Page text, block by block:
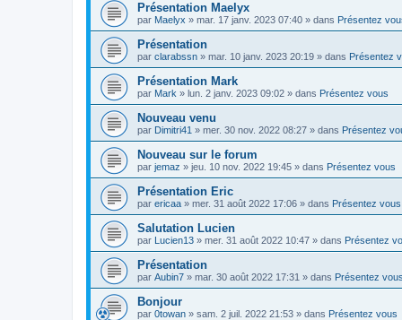
Présentation Maelyx
par Maelyx » mar. 17 janv. 2023 07:40 » dans Présentez
Présentation
par clarabssn » mar. 10 janv. 2023 20:19 » dans Présentez
Présentation Mark
par Mark » lun. 2 janv. 2023 09:02 » dans Présentez vous
Nouveau venu
par Dimitri41 » mer. 30 nov. 2022 08:27 » dans Présentez
Nouveau sur le forum
par jemaz » jeu. 10 nov. 2022 19:45 » dans Présentez vous
Présentation Eric
par ericaa » mer. 31 août 2022 17:06 » dans Présentez vous
Salutation Lucien
par Lucien13 » mer. 31 août 2022 10:47 » dans Présentez
Présentation
par Aubin7 » mar. 30 août 2022 17:31 » dans Présentez vous
Bonjour
par 0towan » sam. 2 juil. 2022 21:53 » dans Présentez vous